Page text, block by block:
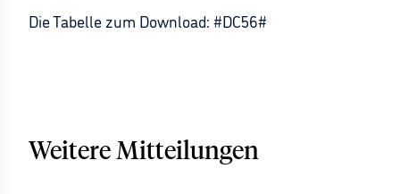
Die Tabelle zum Download: #DC56#
Weitere Mitteilungen